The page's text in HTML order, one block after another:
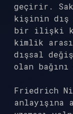
geçirir.
kişinin dış
bir ilişki
kimlik
dışsal
olan
Friedrich
anlayışına